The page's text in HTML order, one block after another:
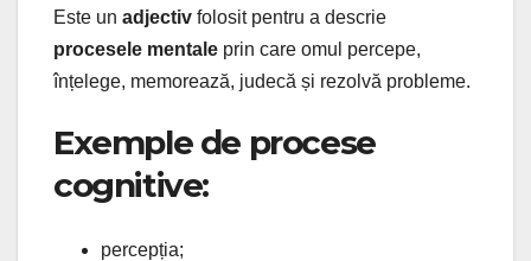
Este un adjectiv folosit pentru a descrie
procesele mentale prin care omul percepe,
înțelege, memorează, judecă și rezolvă probleme.
Exemple de procese
cognitive:
percepția;